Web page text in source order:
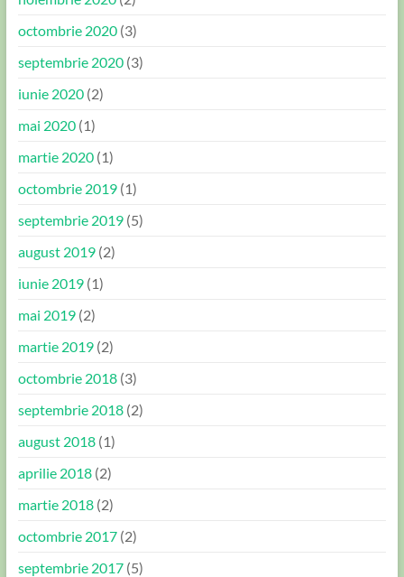
octombrie 2020(3)
septembrie 2020(3)
iunie 2020(2)
mai 2020(1)
martie 2020(1)
octombrie 2019(1)
septembrie 2019(5)
august 2019(2)
iunie 2019(1)
mai 2019(2)
martie 2019(2)
octombrie 2018(3)
septembrie 2018(2)
august 2018(1)
aprilie 2018(2)
martie 2018(2)
octombrie 2017(2)
septembrie 2017(5)